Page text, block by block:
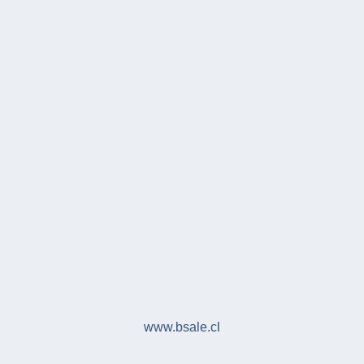
www.bsale.cl